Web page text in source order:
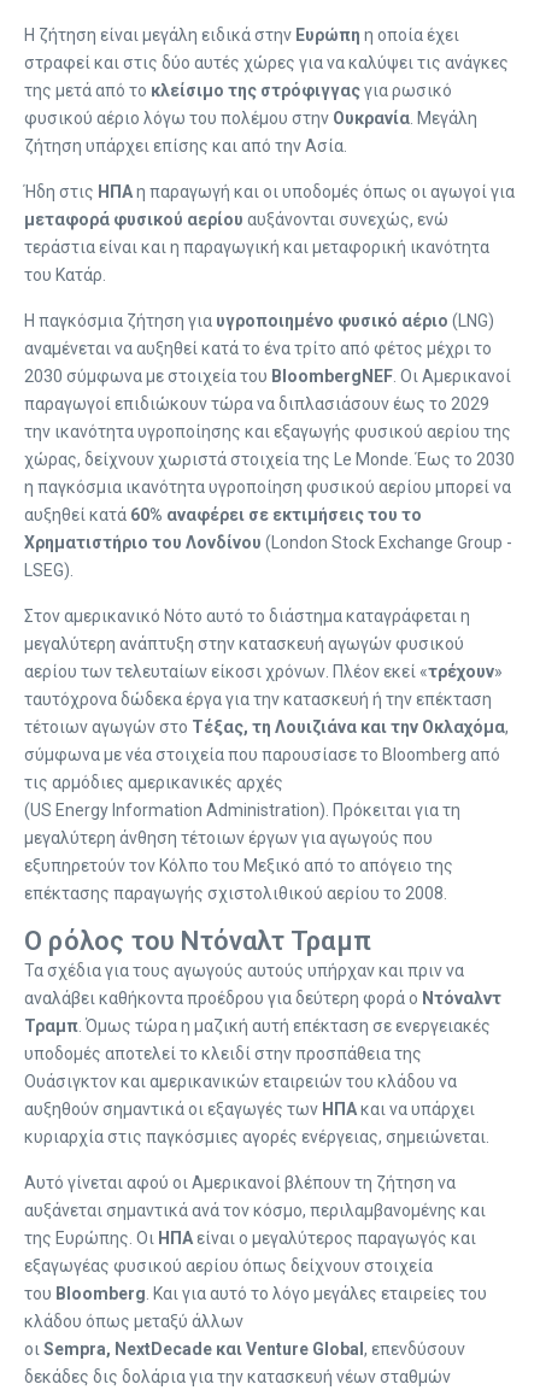
Η ζήτηση είναι μεγάλη ειδικά στην Ευρώπη η οποία έχει
στραφεί και στις δύο αυτές χώρες για να καλύψει τις ανάγκες
της μετά από το κλείσιμο της στρόφιγγαςγια ρωσικό
φυσικού αέριο λόγω του πολέμου στην Ουκρανία . Μεγάλη
ζήτηση υπάρχει επίσης και από την Ασία.
Ήδη στις ΗΠΑη παραγωγή και οι υποδομές όπως οι αγωγοί για
μεταφορά φυσικού αερίου αυξάνονται συνεχώς, ενώ
τεράστια είναι και η παραγωγική και μεταφορική ικανότητα
του Κατάρ.
Η παγκόσμια ζήτηση για υγροποιημένο φυσικό αέριο (LNG)
αναμένεται να αυξηθεί κατά το ένα τρίτο από φέτος μέχρι το
2030 σύμφωνα με στοιχεία του BloombergNEF . Οι Αμερικανοί
παραγωγοί επιδιώκουν τώρα να διπλασιάσουν έως το 2029
την ικανότητα υγροποίησης και εξαγωγής φυσικού αερίου της
χώρας, δείχνουν χωριστά στοιχεία της Le Monde. Έως το 2030
η παγκόσμια ικανότητα υγροποίηση φυσικού αερίου μπορεί να
αυξηθεί κατά 60% αναφέρει σε εκτιμήσεις του το
Χρηματιστήριο του Λονδίνου (London Stock Exchange Group -
LSEG).
Στον αμερικανικό Νότο αυτό το διάστημα καταγράφεται η
μεγαλύτερη ανάπτυξη στην κατασκευή αγωγών φυσικού
αερίου των τελευταίων είκοσι χρόνων. Πλέον εκεί «τρέχουν»
ταυτόχρονα δώδεκα έργα για την κατασκευή ή την επέκταση
τέτοιων αγωγών στο Τέξας, τη Λουιζιάνα και την Οκλαχόμα,
σύμφωνα με νέα στοιχεία που παρουσίασε το Bloomberg από
τις αρμόδιες αμερικανικές αρχές
(US Energy Information Administration). Πρόκειται για τη
μεγαλύτερη άνθηση τέτοιων έργων για αγωγούς που
εξυπηρετούν τον Κόλπο του Μεξικό από το απόγειο της
επέκτασης παραγωγής σχιστολιθικού αερίου το 2008.
Ο ρόλος του Ντόναλτ Τραμπ
Τα σχέδια για τους αγωγούς αυτούς υπήρχαν και πριν να
αναλάβει καθήκοντα προέδρου για δεύτερη φορά ο Ντόναλντ
Τραμπ . Όμως τώρα η μαζική αυτή επέκταση σε ενεργειακές
υποδομές αποτελεί το κλειδί στην προσπάθεια της
Ουάσιγκτον και αμερικανικών εταιρειών του κλάδου να
αυξηθούν σημαντικά οι εξαγωγές των ΗΠΑκαι να υπάρχει
κυριαρχία στις παγκόσμιες αγορές ενέργειας, σημειώνεται.
Αυτό γίνεται αφού οι Αμερικανοί βλέπουν τη ζήτηση να
αυξάνεται σημαντικά ανά τον κόσμο, περιλαμβανομένης και
της Ευρώπης. Οι ΗΠΑείναι ο μεγαλύτερος παραγωγός και
εξαγωγέας φυσικού αερίου όπως δείχνουν στοιχεία
του Bloomberg . Και για αυτό το λόγο μεγάλες εταιρείες του
κλάδου όπως μεταξύ άλλων
οι Sempra, NextDecade και Venture Global , επενδύσουν
δεκάδες δις δολάρια για την κατασκευή νέων σταθμών